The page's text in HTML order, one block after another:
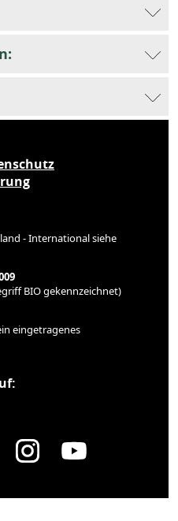
- International siehe
BIO gekennzeichnet)
eingetragenes